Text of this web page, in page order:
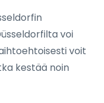
voi
voit
kestää noin